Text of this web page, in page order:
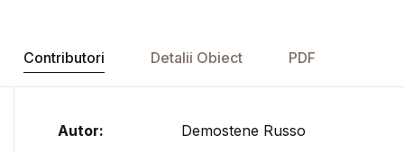
Contributori Detalii Obiect PDF
Autor: Demostene Russo